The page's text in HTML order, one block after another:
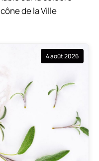
de la Ville
4 août 2026